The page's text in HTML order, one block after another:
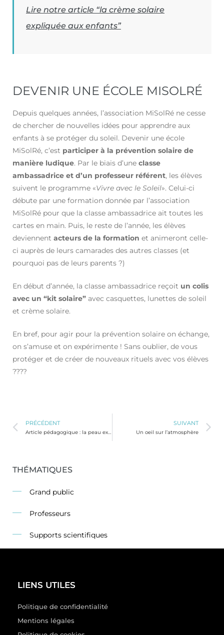
Lire notre article “la crème solaire
expliquée aux enfants”
DEVENIR UNE ÉCOLE MISOLRÉ
Depuis quelques années, l’association MiSolRé ne cesse
de chercher de nouvelles idées pour apprendre aux
enfants à se protéger du soleil. Devenir une école
MiSolRé, c’est participer à la prévention solaire de
manière ludique. Par le biais d’une classe
ambassadrice et d’un professeur référent, les élèves
suivent le programme «Vivre avec le Soleil». Celui-ci
débute par une formation donnée par l’association
MiSolRé pour que la classe ambassadrice ait toutes les
cartes en main. Puis, le reste de l’année, les élèves
deviennent acteurs de la formation et animeront celle-
ci auprès de leurs camarades des autres classes (et
pourquoi pas de leurs parents ?)
En début d’année, la classe ambassadrice reçoit un colis
avec un “kit solaire” avec casquettes, lunettes de soleil
et crème solaire.
En bref, pour agir pour la prévention solaire on échange,
on s’amuse et on expérimente ! Sans oublier, de vous
protéger et de créer de nouveaux rituels avec vos élèves
????
PRÉCÉDENT SUIVANT
Un oeil sur l’atmosphère
THÉMATIQUES
Grand public
Professeurs
Supports scientifiques
LIENS UTILES
Politique de confidentialité
Mentions légales